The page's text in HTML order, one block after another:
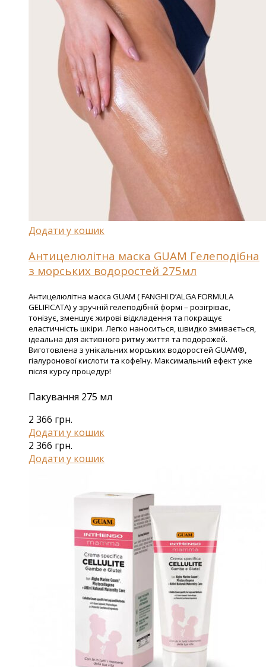
Додати у кошик
Антицелюлітна маска GUAM Гелеподібна
з морських водоростей 275мл
Антицелюлітна маска GUAM ( FANGHI D’ALGA FORMULA
GELIFICATA) у зручній гелеподібній формі – розігріває,
тонізує, зменшує жирові відкладення та покращує
еластичність шкіри. Легко наноситься, швидко змивається,
ідеальна для активного ритму життя та подорожей.
Виготовлена з унікальних морських водоростей GUAM®,
гіалуронової кислоти та кофеїну. Максимальний ефект уже
після курсу процедур!
Пакування 275 мл
2 366 грн.
Додати у кошик
2 366 грн.
Додати у кошик